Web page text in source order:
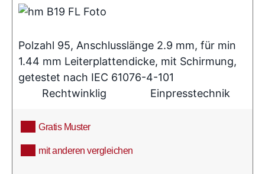
Polzahl 95, Anschlusslänge 2.9 mm, für min
1.44 mm Leiterplattendicke, mit Schirmung,
getestet nach IEC 61076-4-101
Rechtwinklig
Einpresstechnik
Gratis Muster
mit anderen vergleichen